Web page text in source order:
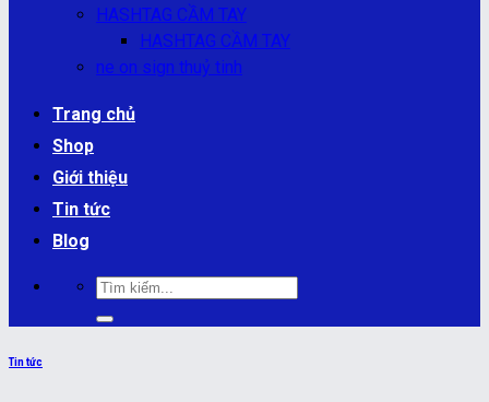
HASHTAG CẦM TAY
HASHTAG CẦM TAY
ne on sign thuỷ tinh
Trang chủ
Shop
Giới thiệu
Tin tức
Blog
Tìm
kiếm:
Tin tức